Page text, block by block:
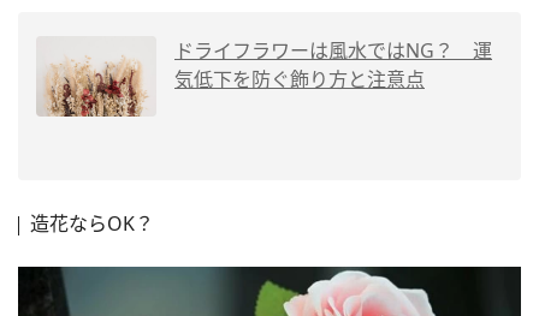
ドライフラワーは風水ではNG？ 運
気低下を防ぐ飾り方と注意点
造花ならOK？